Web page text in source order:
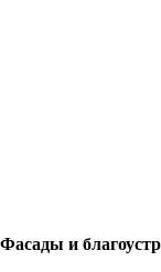
Фасады и